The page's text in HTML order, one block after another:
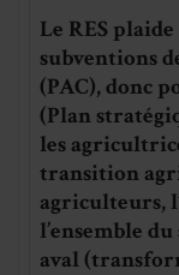
Le RES
subventions
(PAC), donc
(Plan
les
transition
agriculteurs,
l’ensemble
aval